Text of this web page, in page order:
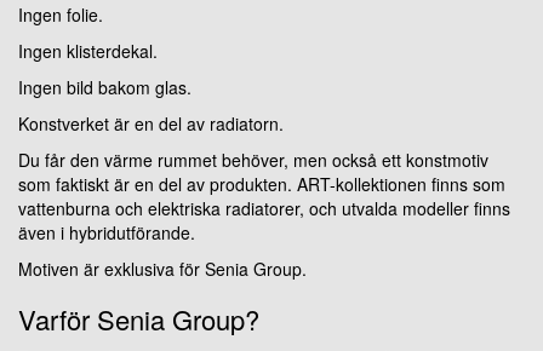
Ingen folie.
Ingen klisterdekal.
Ingen bild bakom glas.
Konstverket är en del av radiatorn.
Du får den värme rummet behöver, men också ett konstmotiv
som faktiskt är en del av produkten. ART-kollektionen finns som
vattenburna och elektriska radiatorer, och utvalda modeller finns
även i hybridutförande.
Motiven är exklusiva för Senia Group.
Varför Senia Group?